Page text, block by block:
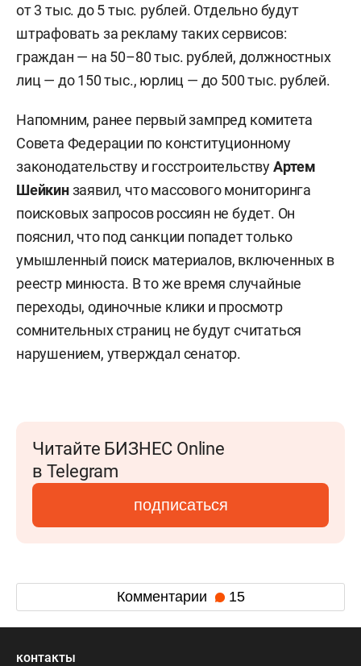
от 3 тыс. до 5 тыс. рублей. Отдельно будут
штрафовать за рекламу таких сервисов:
граждан — на 50–80 тыс. рублей, должностных
лиц — до 150 тыс., юрлиц — до 500 тыс. рублей.
Напомним, ранее первый зампред комитета
Совета Федерации по конституционному
законодательству и госстроительствуАртем
Шейкинзаявил, что массового мониторинга
поисковых запросов россиян не будет. Он
пояснил, что под санкции попадет только
умышленный поиск материалов, включенных в
реестр минюста. В то же время случайные
переходы, одиночные клики и просмотр
сомнительных страниц не будут считаться
нарушением, утверждал сенатор.
Читайте БИЗНЕС Online
в Telegram
подписаться
Комментарии 15
контакты